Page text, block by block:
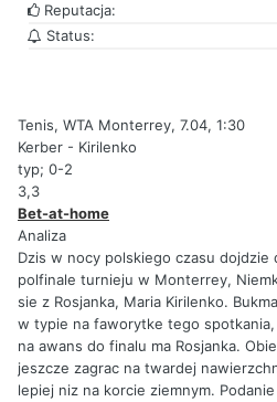
Reputacja:
Status:
Tenis, WTA Monterrey, 7.04, 1:30
Kerber - Kirilenko
typ; 0-2
3,3
Bet-at-home
Analiza
Dzis w nocy polskiego czasu
polfinale turnieju w Monterrey,
sie z Rosjanka, Maria Kirilenko.
w typie na faworytke tego
na awans do finalu ma Rosjanka.
jeszcze zagrac na twardej
lepiej niz na korcie ziemnym.